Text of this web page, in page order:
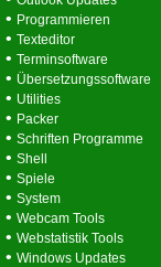
• Programmieren
• Texteditor
• Terminsoftware
• Übersetzungssoftware
• Utilities
• Packer
• Schriften Programme
• Shell
• Spiele
• System
• Webcam Tools
• Webstatistik Tools
• Windows Updates